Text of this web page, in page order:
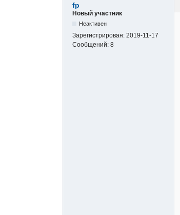
fp
Новый участник
Неактивен
Зарегистрирован: 2019-11-17
Сообщений: 8